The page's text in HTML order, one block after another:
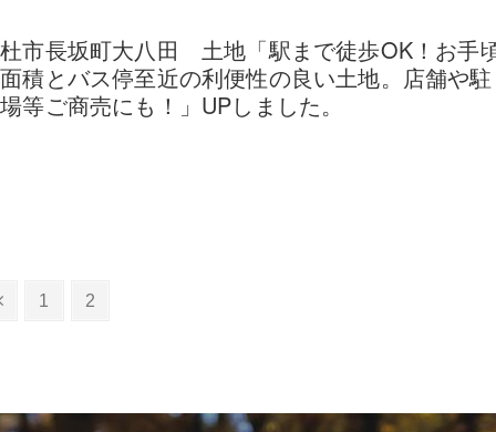
市長坂町大八田 土地「駅まで徒歩OK！お手
積とバス停至近の利便性の良い土地。店舗や駐
等ご商売にも！」UPしました。
1 2